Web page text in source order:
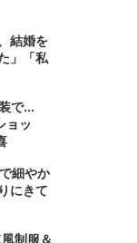
結婚を
」「私
で...
ョッ
細やか
にきて
制服＆